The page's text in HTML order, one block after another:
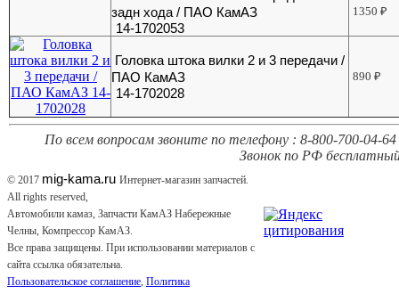
задн хода / ПАО КамАЗ
14-1702053
1350₽
Головка штока вилки 2 и 3 передачи /
ПАО КамАЗ
14-1702028
890₽
По всем вопросам звоните по телефону : 8-800-700-04-64
Звонок по РФ
© 2017 mig-kama.ru Интернет-магазин запчастей.
All rights reserved,
Автомобили камаз, Запчасти КамАЗ Набережные
Челны, Компрессор КамАЗ.
Все права защищены. При использовании материалов с
сайта ссылка обязательна.
Пользовательское соглашение, Политика